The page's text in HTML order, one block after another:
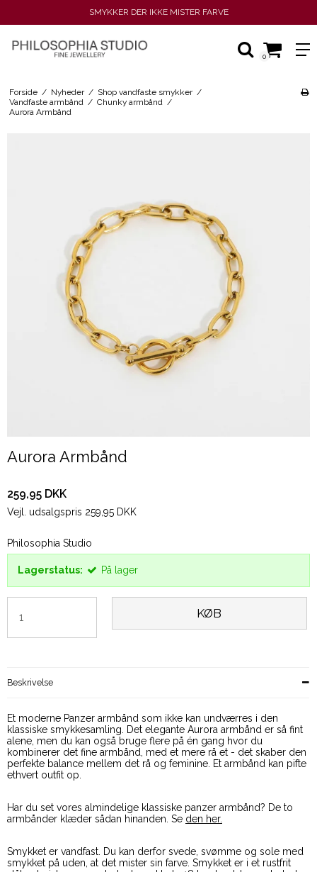
SMYKKER DER IKKE MISTER FARVE
0
Forside / Nyheder / Shop vandfaste smykker /
Vandfaste armbånd / Chunky armbånd /
Aurora Armbånd
Aurora Armbånd
259,95 DKK
Vejl. udsalgspris 259,95 DKK
Philosophia Studio
Lagerstatus: På lager
KØB
Beskrivelse
Et moderne Panzer armbånd som ikke kan undværres i den
klassiske smykkesamling. Det elegante Aurora armbånd er så fint
alene, men du kan også bruge flere på én gang hvor du
kombinerer det fine armbånd, med et mere rå et - det skaber den
perfekte balance mellem det rå og feminine. Et armbånd kan pifte
ethvert outfit op.
Har du set vores almindelige klassiske panzer armbånd? De to
armbånder klæder sådan hinanden. Se den her.
Smykket er vandfast. Du kan derfor svede, svømme og sole med
smykket på uden, at det mister sin farve. Smykket er i et rustfrit